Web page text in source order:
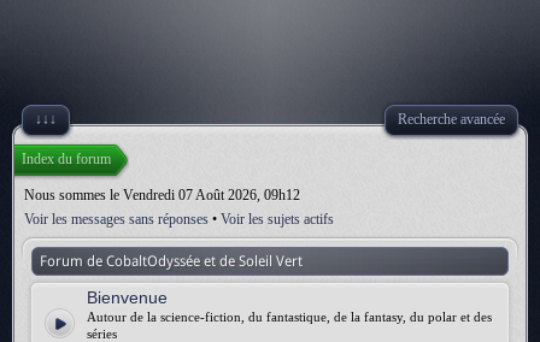
↓↓↓ Recherche avancée
Index du forum
Nous sommes le Vendredi 07 Août 2026, 09h12
Voir les messages sans réponses • Voir les sujets actifs
Forum de CobaltOdyssée et de Soleil Vert
Bienvenue
Autour de la science-fiction, du fantastique, de la fantasy, du polar et des
séries